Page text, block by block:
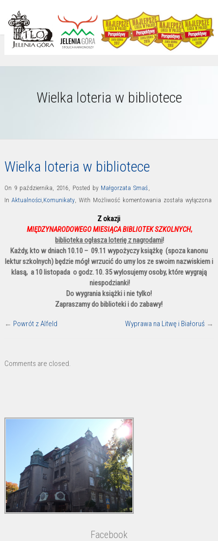
Wielka loteria w bibliotece
Wielka loteria w bibliotece
On 9 października, 2016, Posted by Małgorzata Smaś ,
In Aktualności,Komunikaty, With Możliwość komentowania Wielka
bibliotece
została wyłączona
Z okazji
MIĘDZYNARODOWEGOMIESIĄCA BIBLIOTEK SZKOLNYCH,
biblioteka ogłasza loterię z nagrodami!
Każdy, kto w dniach 10.10 – 09.11 wypożyczy książkę (spoza kanonu
lektur szkolnych) będzie mógł wrzucić do urny los ze swoim nazwiskiem i
klasą, a 10 listopada o godz. 10. 35 wylosujemy osoby, które wygrają
niespodzianki!
Do wygrania książki i nie tylko!
Zapraszamy do biblioteki i do zabawy!
← Powrót z Alfeld Wyprawa na Litwę i Białoruś →
Comments are closed.
Facebook